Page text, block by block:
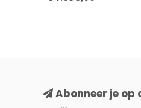
Abonneer je op